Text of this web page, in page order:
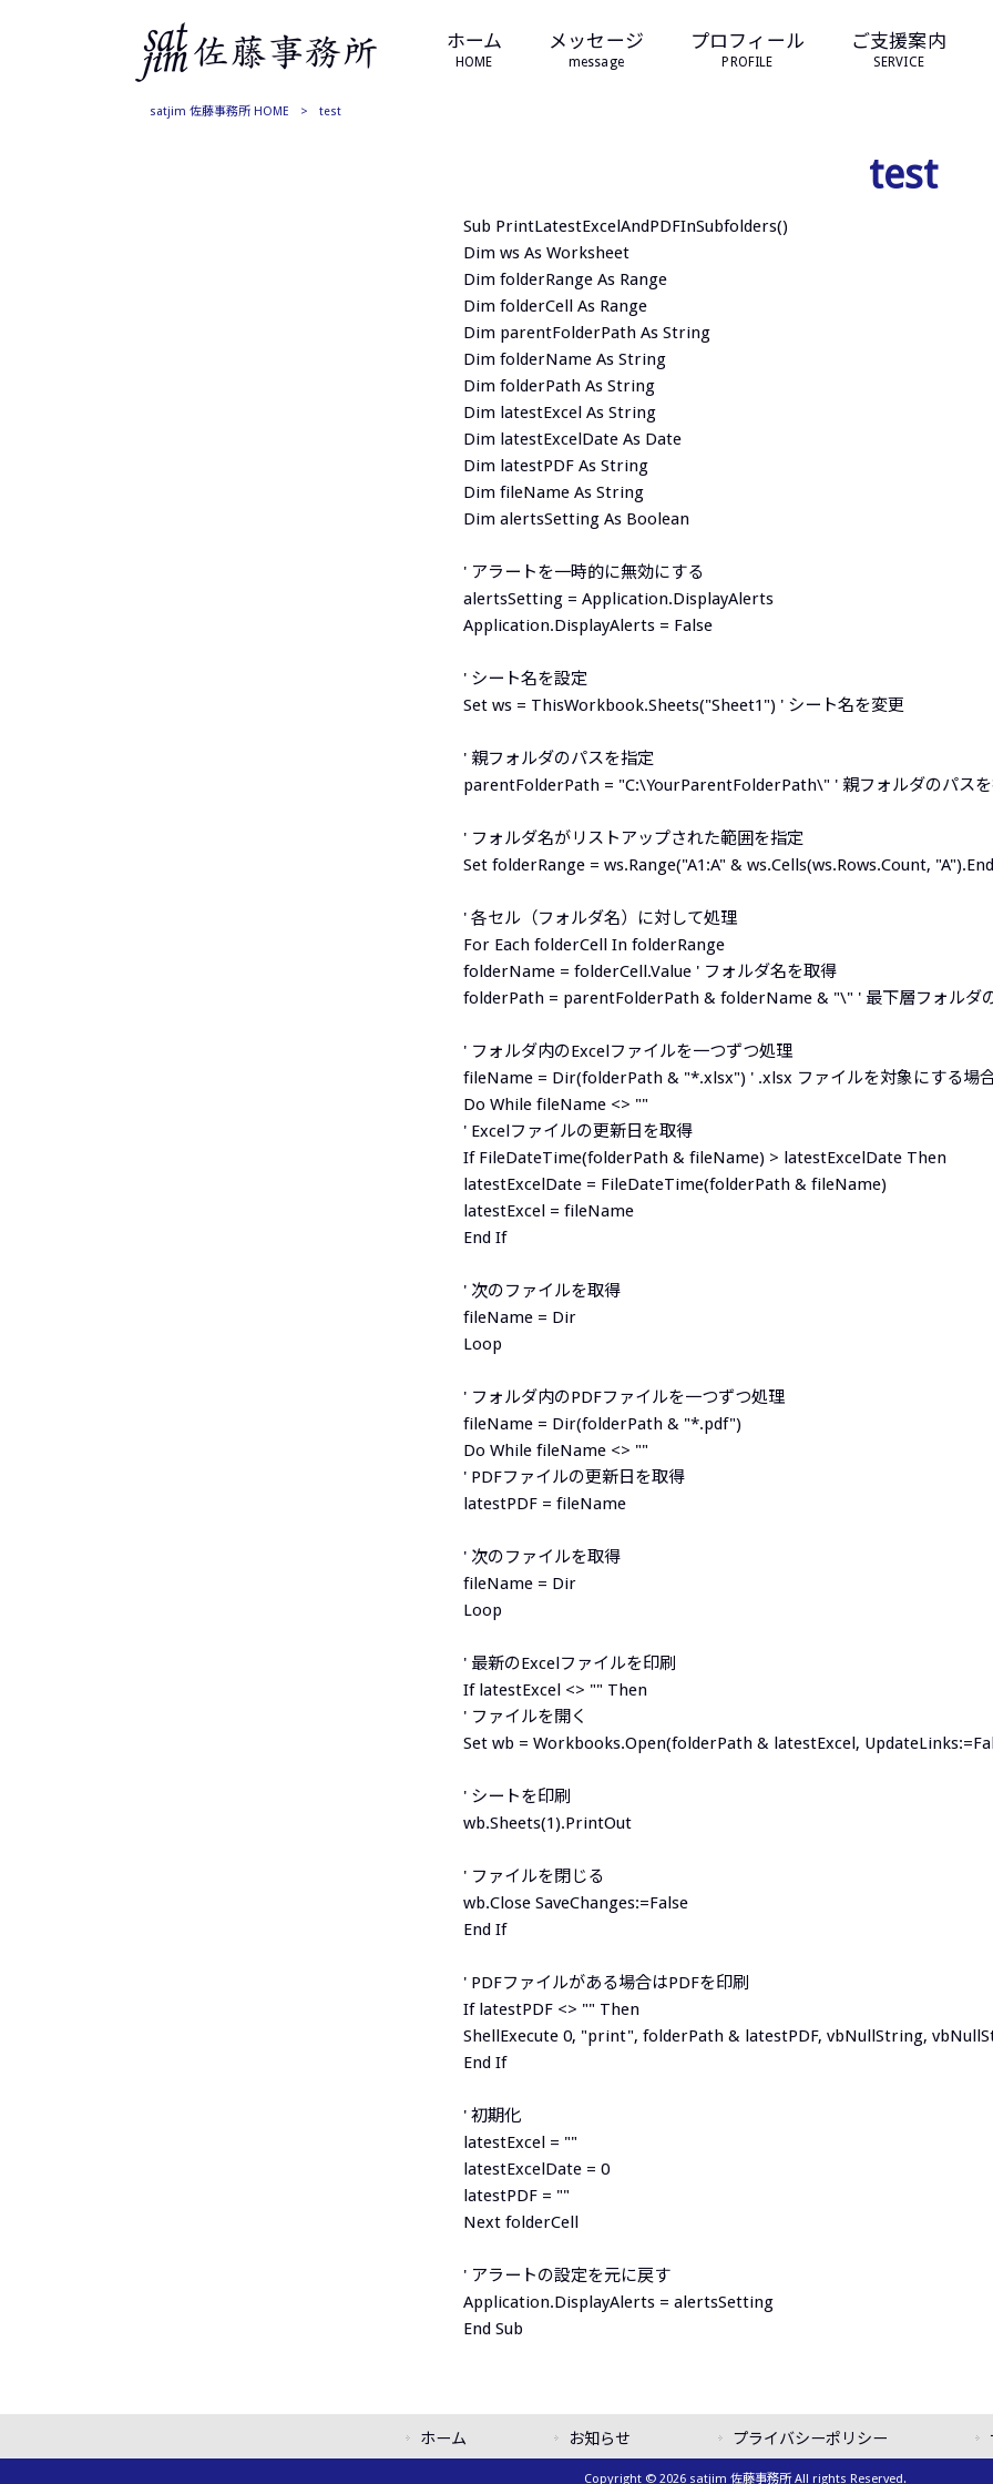
ホーム
HOME
メッセージ
message
プロフィール
PROFILE
ご支援案内
SERVICE
satjim 佐藤事務所 HOME > test
test
Sub PrintLatestExcelAndPDFInSubfolders()
Dim ws As Worksheet
Dim folderRange As Range
Dim folderCell As Range
Dim parentFolderPath As String
Dim folderName As String
Dim folderPath As String
Dim latestExcel As String
Dim latestExcelDate As Date
Dim latestPDF As String
Dim fileName As String
Dim alertsSetting As Boolean
' アラートを一時的に無効にする
alertsSetting = Application.DisplayAlerts
Application.DisplayAlerts = False
' シート名を設定
Set ws = ThisWorkbook.Sheets("Sheet1") ' シート名を変更
' 親フォルダのパスを指定
parentFolderPath = "C:\YourParentFolderPath\" ' 親フォルダのパス
' フォルダ名がリストアップされた範囲を指定
Set folderRange = ws.Range("A1:A" & ws.Cells(ws.Rows.Count,
' 各セル（フォルダ名）に対して処理
For Each folderCell In folderRange
folderName = folderCell.Value ' フォルダ名を取得
folderPath = parentFolderPath & folderName & "\" ' 最下層フォルダ
' フォルダ内のExcelファイルを一つずつ処理
fileName = Dir(folderPath & "*.xlsx") ' .xlsx ファイルを対象にする場
Do While fileName <> ""
' Excelファイルの更新日を取得
If FileDateTime(folderPath & fileName) > latestExcelDate Then
latestExcelDate = FileDateTime(folderPath & fileName)
latestExcel = fileName
End If
' 次のファイルを取得
fileName = Dir
Loop
' フォルダ内のPDFファイルを一つずつ処理
fileName = Dir(folderPath & "*.pdf")
Do While fileName <> ""
' PDFファイルの更新日を取得
latestPDF = fileName
' 次のファイルを取得
fileName = Dir
Loop
' 最新のExcelファイルを印刷
If latestExcel <> "" Then
' ファイルを開く
Set wb = Workbooks.Open(folderPath & latestExcel,
' シートを印刷
wb.Sheets(1).PrintOut
' ファイルを閉じる
wb.Close SaveChanges:=False
End If
' PDFファイルがある場合はPDFを印刷
If latestPDF <> "" Then
ShellExecute 0, "print", folderPath & latestPDF, vbNullString,
End If
' 初期化
latestExcel = ""
latestExcelDate = 0
latestPDF = ""
Next folderCell
' アラートの設定を元に戻す
Application.DisplayAlerts = alertsSetting
End Sub
ホーム お知らせ プライバシーポリシー
Copyright © 2026 satjim 佐藤事務所 All rights Reserved.